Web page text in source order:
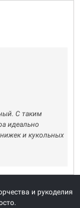
С таким
идеально
и кукольных
и рукоделия